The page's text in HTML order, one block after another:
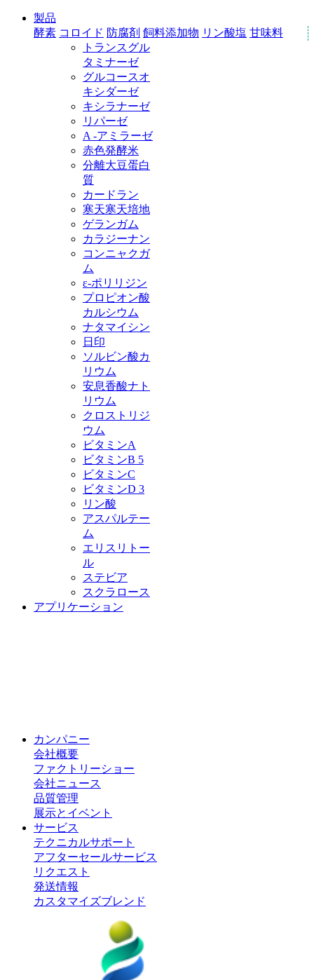
製品
酵素 コロイド 防腐剤 飼料添加物 リン酸塩 甘味料
トランスグル
タミナーゼ
グルコースオ
キシダーゼ
キシラナーゼ
リパーゼ
A -アミラーゼ
赤色発酵米
分離大豆蛋白
質
カードラン
寒天寒天培地
ゲランガム
カラジーナン
コンニャクガ
ム
ε‐ポリリジン
プロピオン酸
カルシウム
ナタマイシン
日印
ソルビン酸カ
リウム
安息香酸ナト
リウム
クロストリジ
ウム
ビタミンA
ビタミンB 5
ビタミンC
ビタミンD 3
リン酸
アスパルテー
ム
エリスリトー
ル
ステビア
スクラロース
アプリケーション
カンパニー
会社概要
ファクトリーショー
会社ニュース
品質管理
展示とイベント
サービス
テクニカルサポート
アフターセールサービス
リクエスト
発送情報
カスタマイズブレンド